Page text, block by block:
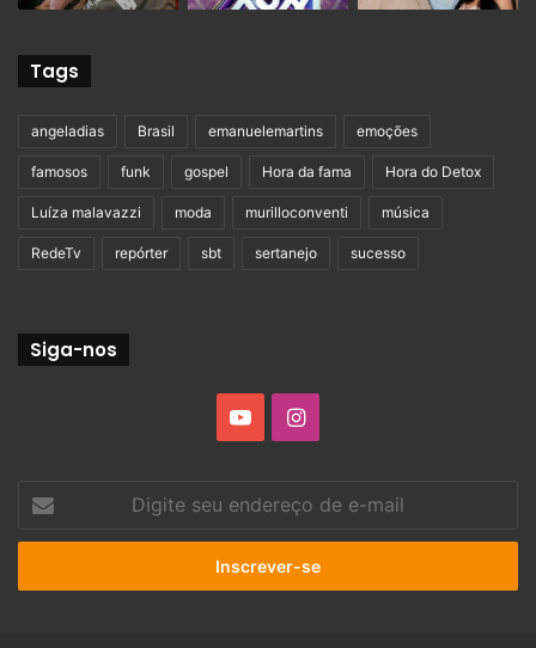
Tags
angeladias Brasil emanuelemartins emoções
famosos funk gospel Hora da fama Hora do Detox
Luíza malavazzi moda murilloconventi música
RedeTv repórter sbt sertanejo sucesso
Siga-nos
YouTubeInstagram
seu
endereço
e-